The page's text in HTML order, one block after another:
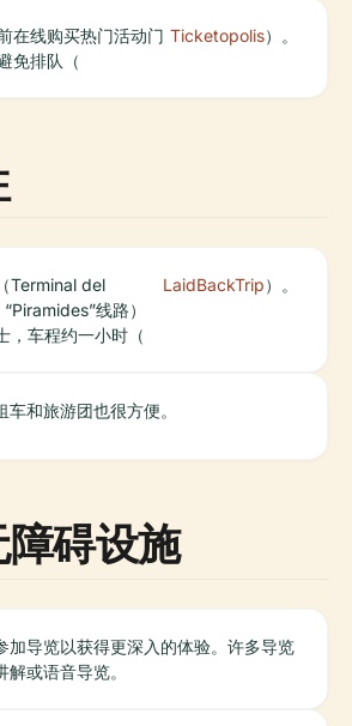
在线购买热门活动门
免排队（
Ticketopolis）。
Terminal del
线路）
，车程约一小时（
LaidBackTrip）。
车和旅游团也很方便。
碍设施
加导览以获得更深入的体验。许多导览
解或语音导览。